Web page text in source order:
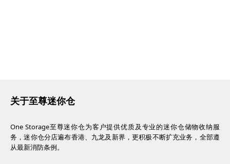
关于至尊迷你仓
One Storage至尊迷你仓为客户提供优质及专业的迷你仓储物收纳服
务，迷你仓分店遍布香港、九龙及新界，更积极不断扩充业务，全部遵
从最新消防条例。